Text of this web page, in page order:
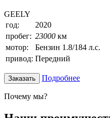
GEELY
год:
2020
пробег: 23000 км
мотор:
Бензин 1.8/184 л.с.
привод: Передний
Заказать Подробнее
Почему мы?